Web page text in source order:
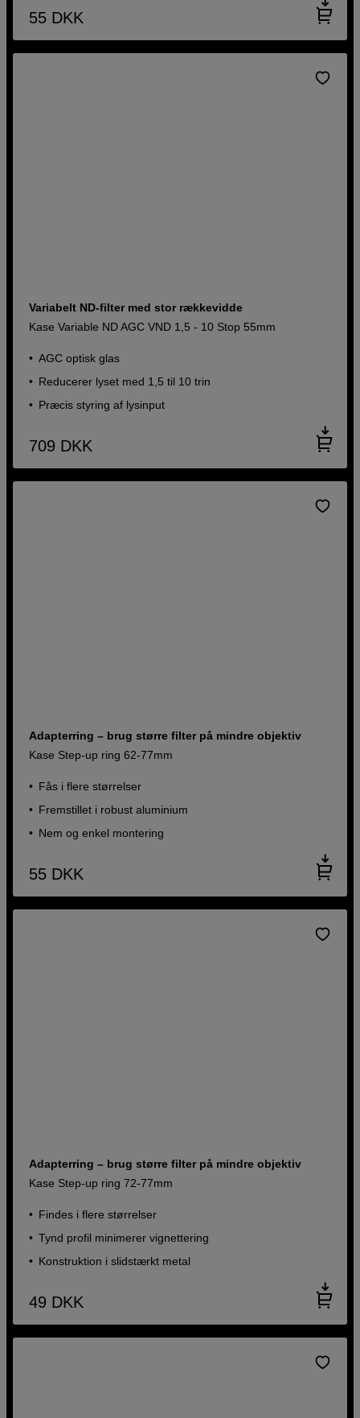
55 DKK
Variabelt ND-filter med stor rækkevidde
Kase Variable ND AGC VND 1,5 - 10 Stop 55mm
AGC optisk glas
Reducerer lyset med 1,5 til 10 trin
Præcis styring af lysinput
709 DKK
Adapterring – brug større filter på mindre objektiv
Kase Step-up ring 62-77mm
Fås i flere størrelser
Fremstillet i robust aluminium
Nem og enkel montering
55 DKK
Adapterring – brug større filter på mindre objektiv
Kase Step-up ring 72-77mm
Findes i flere størrelser
Tynd profil minimerer vignettering
Konstruktion i slidstærkt metal
49 DKK